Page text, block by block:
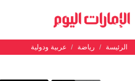
الرئيسة رياضة عربية ودولية